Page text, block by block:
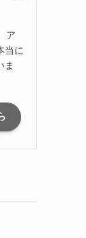
ア
当に
ま